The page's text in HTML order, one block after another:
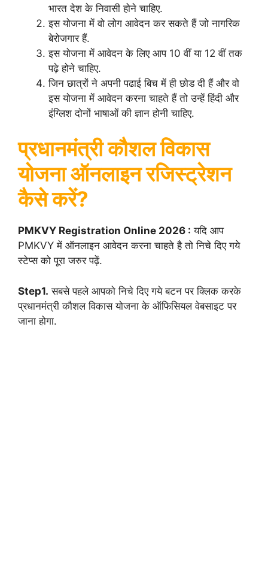
भारत देश के निवासी होने चाहिए.
इस योजना में वो लोग आवेदन कर सकते हैं जो नागरिक
बेरोजगार हैं.
इस योजना में आवेदन के लिए आप 10 वीं या 12 वीं तक
पढ़े होने चाहिए.
जिन छात्रों ने अपनी पढाई बिच में ही छोड दी हैं और वो
इस योजना में आवेदन करना चाहते हैं तो उन्हें हिंदी और
इंग्लिश दोनों भाषाओं की ज्ञान होनी चाहिए.
प्रधानमंत्री कौशल विकास
योजना ऑनलाइन रजिस्ट्रेशन
कैसे करें?
PMKVY Registration Online 2026 : यदि आप
PMKVY में ऑनलाइन आवेदन करना चाहते है तो निचे दिए गये
स्टेप्स को पूरा जरुर पढ़ें.
Step1. सबसे पहले आपको निचे दिए गये बटन पर क्लिक करके
प्रधानमंत्री कौशल विकास योजना के ऑफिसियल वेबसाइट पर
जाना होगा.